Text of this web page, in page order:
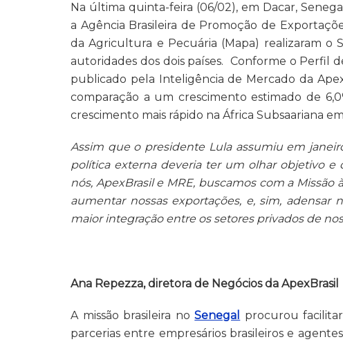
Na última quinta-feira (06/02), em Dacar,
a Agência Brasileira de Promoção de
da Agricultura e Pecuária (Mapa) realizaram o
autoridades dos dois países. Conforme o Perfil
publicado pela Inteligência de Mercado da
comparação a um crescimento estimado de
crescimento mais rápido na África Subsaariana
Assim que o presidente Lula assumiu em
política externa deveria ter um olhar objetivo e
nós, ApexBrasil e MRE, buscamos com a
aumentar nossas exportações, e, sim, adensar
maior integração entre os setores privados de
Ana Repezza, diretora de Negócios da ApexBrasil
A missão brasileira noSenegal
procurou
parcerias entre empresários brasileiros e